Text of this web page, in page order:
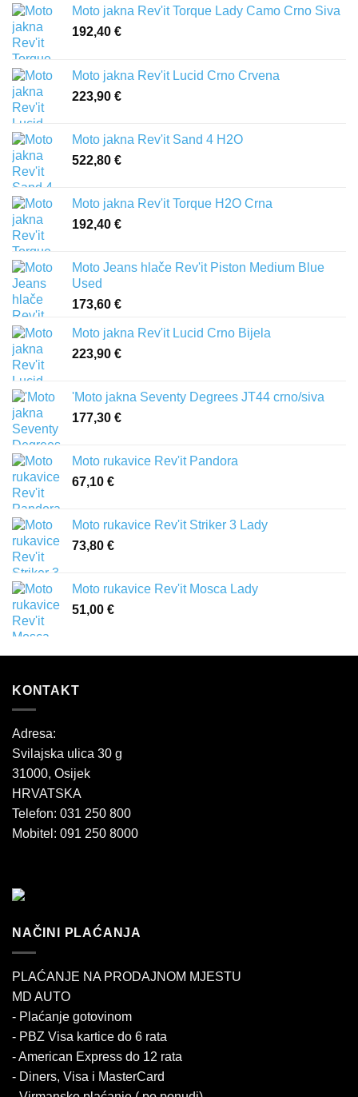
Moto jakna Rev'it Torque Lady Camo Crno Siva
192,40 €
Moto jakna Rev'it Lucid Crno Crvena
223,90 €
Moto jakna Rev'it Sand 4 H2O
522,80 €
Moto jakna Rev'it Torque H2O Crna
192,40 €
Moto Jeans hlače Rev'it Piston Medium Blue
Used
173,60 €
Moto jakna Rev'it Lucid Crno Bijela
223,90 €
'Moto jakna Seventy Degrees JT44 crno/siva
177,30 €
Moto rukavice Rev'it Pandora
67,10 €
Moto rukavice Rev'it Striker 3 Lady
73,80 €
Moto rukavice Rev'it Mosca Lady
51,00 €
KONTAKT
Adresa:
Svilajska ulica 30 g
31000, Osijek
HRVATSKA
Telefon: 031 250 800
Mobitel: 091 250 8000
NAČINI PLAĆANJA
PLAĆANJE NA PRODAJNOM MJESTU
MD AUTO
- Plaćanje gotovinom
- PBZ Visa kartice do 6 rata
- American Express do 12 rata
- Diners, Visa i MasterCard